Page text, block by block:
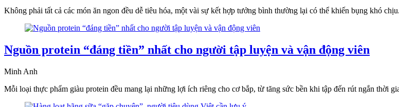
Không phải tất cả các món ăn ngon đều dễ tiêu hóa, một vài sự kết hợp tưởng bình thường lại có thể khiến bụng khó
Nguồn protein “đáng tiền” nhất cho người tập luyện và vận động viên
Minh Anh
Mỗi loại thực phẩm giàu protein đều mang lại những lợi ích riêng cho cơ bắp, từ tăng sức bền khi tập đến rút ngắn thời